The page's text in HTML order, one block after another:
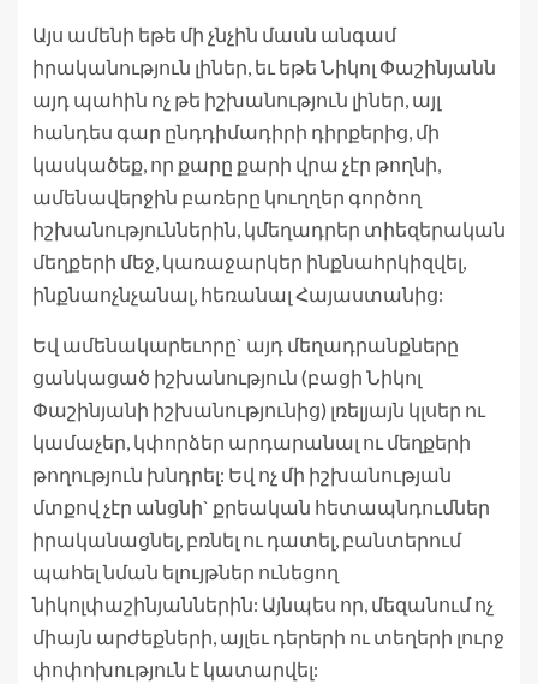
Այս ամենի եթե մի չնչին մասն անգամ
իրականություն լիներ, եւ եթե Նիկոլ Փաշինյանն
այդ պահին ոչ թե իշխանություն լիներ, այլ
հանդես գար ընդդիմադիրի դիրքերից, մի
կասկածեք, որ քարը քարի վրա չէր թողնի,
ամենավերջին բառերը կուղղեր գործող
իշխանություններին, կմեղադրեր տիեզերական
մեղքերի մեջ, կառաջարկեր ինքնահրկիզվել,
ինքնաոչնչանալ, հեռանալ Հայաստանից:
Եվ ամենակարեւորը` այդ մեղադրանքները
ցանկացած իշխանություն (բացի Նիկոլ
Փաշինյանի իշխանությունից) լռելյայն կլսեր ու
կամաչեր, կփորձեր արդարանալ ու մեղքերի
թողություն խնդրել: Եվ ոչ մի իշխանության
մտքով չէր անցնի` քրեական հետապնդումներ
իրականացնել, բռնել ու դատել, բանտերում
պահել նման ելույթներ ունեցող
նիկոլփաշինյաններին: Այնպես որ, մեզանում ոչ
միայն արժեքների, այլեւ դերերի ու տեղերի լուրջ
փոփոխություն է կատարվել: